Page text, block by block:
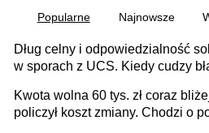
Popularne Najnowsze
Dług celny i odpowiedzialność
w sporach z UCS. Kiedy cudzy
Kwota wolna 60 tys. zł coraz
policzył koszt zmiany. Chodzi o